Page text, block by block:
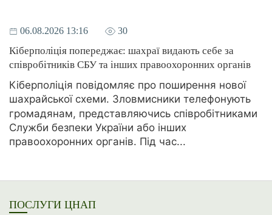
06.08.2026 13:16 30
Кіберполіція попереджає: шахраї видають себе за
співробітників СБУ та інших правоохоронних органів
Кіберполіція повідомляє про поширення нової
шахрайської схеми. Зловмисники телефонують
громадянам, представляючись співробітниками
Служби безпеки України або інших
правоохоронних органів. Під час...
ПОСЛУГИ ЦНАП